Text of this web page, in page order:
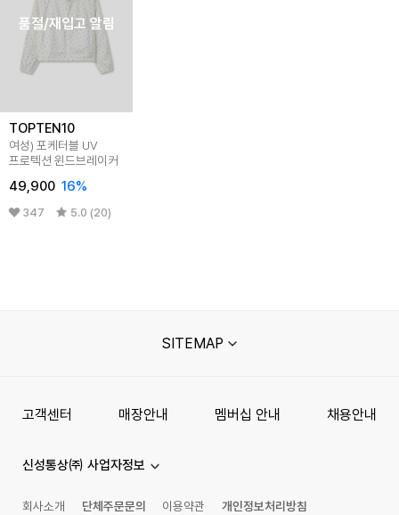
품절/재입고 알림
TOPTEN10
여성) 포케터블 UV
프로텍션 윈드브레이커
49,900 16%
347 5.0 (20)
SITEMAP
고객센터 매장안내 멤버십 안내 채용안내
신성통상㈜ 사업자정보
회사소개 단체주문문의 이용약관 개인정보처리방침